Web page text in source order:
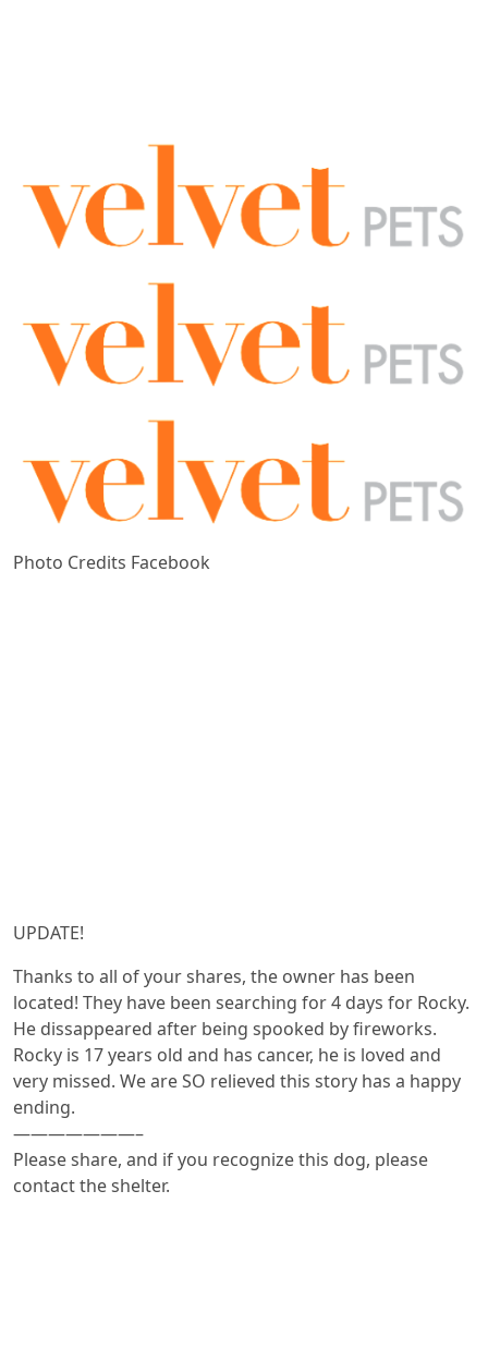
Photo Credits Facebook
UPDATE!
Thanks to all of your shares, the owner has been
located! They have been searching for 4 days for Rocky.
He dissappeared after being spooked by fireworks.
Rocky is 17 years old and has cancer, he is loved and
very missed. We are SO relieved this story has a happy
ending.
———————–
Please share, and if you recognize this dog, please
contact the shelter.